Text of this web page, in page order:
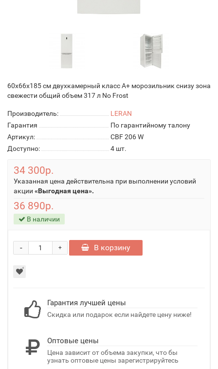
60x66x185 см двухкамерный класс A+ морозильник снизу зона
свежести общий объем 317 л No Frost
Производитель:
LERAN
Гарантия
По гарантийному талону
Артикул:
CBF 206 W
Доступно:
4 шт.
34 300р.
Указанная цена действительна при выполнении условий
акции «Выгодная цена».
36 890р.
В наличии
+
- В корзину
Гарантия лучшей цены
Скидка или подарок если найдете цену ниже!
Оптовые цены
Цена зависит от объема закупки, что бы
узнать оптовые цены зарегистрируйтесь